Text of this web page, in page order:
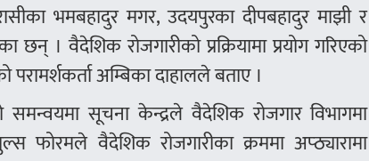
भमबहादुर मगर, उदयपुरका दीपबहादुर माझी र
। वैदेशिक रोजगारीको प्रक्रियामा प्रयोग गरिएको
अम्बिका दाहालले बताए ।
सूचना केन्द्रले वैदेशिक रोजगार विभागमा
फोरमले वैदेशिक रोजगारीका क्रममा अप्ठ्यारामा